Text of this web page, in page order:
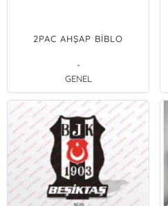
2PAC AHŞAP BİBLO
-
GENEL